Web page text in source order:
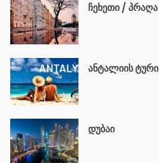
ჩეხეთი / პრაღა
ანტალიის ტური
დუბაი